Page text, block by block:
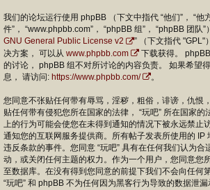
我们的论坛运行使用 phpBB （下文中指代 “他们”， “他
件”， “www.phpbb.com”， “phpBB 组”， “phpBB 团队
GNU General Public License v2
” （下文指代 "GPL"
决方案， 可以从 www.phpbb.com
下载获得。
的讨论， phpBB 组不对所讨论的内容负责。 如果希望
息， 请访问: https://www.phpbb.com/ 。
您同意不张贴任何带有辱骂，淫秽，粗俗，诽谤，仇恨
贴任何带有侵犯您所在国家的法律， “玩吧” 所在国家的
上的行为可能会使您在未得到通知的情况下被永远禁止
通知您的互联网服务提供商。所有帖子发表所使用的 IP
违反条款的事件。您同意 “玩吧” 具有在任何我们认为合
动，或关闭任何主题的权力。作为一个用户，您同意您
至数据库。在没有得到您同意的前提下我们不会向任何
“玩吧” 和 phpBB 不为任何因为黑客行为导致的数据泄漏